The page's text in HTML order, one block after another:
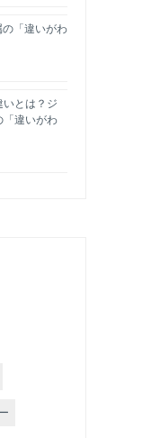
「違いがわ
とは？ジ
「違いがわ